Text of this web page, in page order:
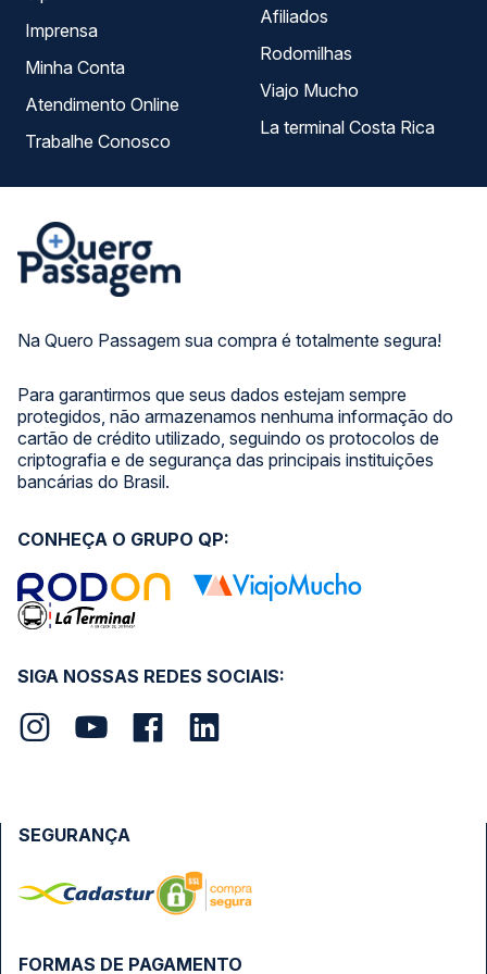
Na Quero Passagem sua compra é totalmente segura!
Para garantirmos que seus dados estejam sempre
protegidos, não armazenamos nenhuma informação do
cartão de crédito utilizado, seguindo os protocolos de
criptografia e de segurança das principais instituições
bancárias do Brasil.
Imprensa
Minha Conta
Atendimento Online
Trabalhe Conosco
Afiliados
Rodomilhas
Viajo Mucho
La terminal Costa Rica
SIGA NOSSAS REDES SOCIAIS:
CONHEÇA O GRUPO QP:
FORMAS DE PAGAMENTO
SEGURANÇA